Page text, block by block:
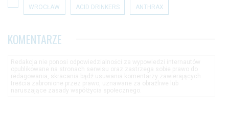
WROCŁAW ACID DRINKERS ANTHRAX
KOMENTARZE